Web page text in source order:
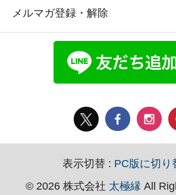
メルマガ登録・解除
表示切替 : PC版に切り
© 2026 株式会社 太極縁 All